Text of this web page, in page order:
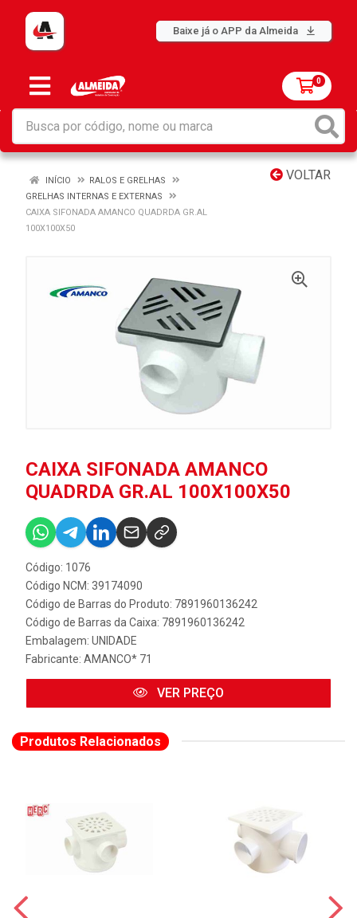
Baixe já o APP da Almeida
0
VOLTAR
INÍCIO
RALOS E GRELHAS
GRELHAS INTERNAS E EXTERNAS
CAIXA SIFONADA AMANCO QUADRDA GR.AL
100X100X50
CAIXA SIFONADA AMANCO
QUADRDA GR.AL 100X100X50
Código: 1076
Código NCM: 39174090
Código de Barras do Produto: 7891960136242
Código de Barras da Caixa: 7891960136242
Embalagem: UNIDADE
Fabricante: AMANCO* 71
VER PREÇO
Produtos Relacionados